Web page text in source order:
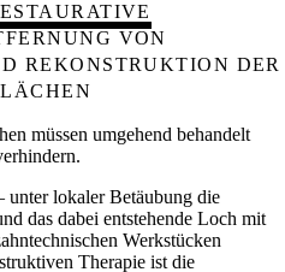
VON
REKONSTRUKTION DER
müssen umgehend behandelt
lokaler Betäubung die
das dabei entstehende Loch mit
Werkstücken
Therapie ist die